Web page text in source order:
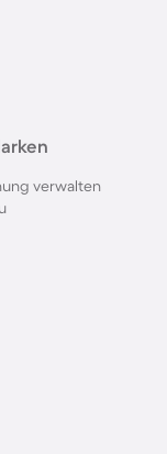
verwalten